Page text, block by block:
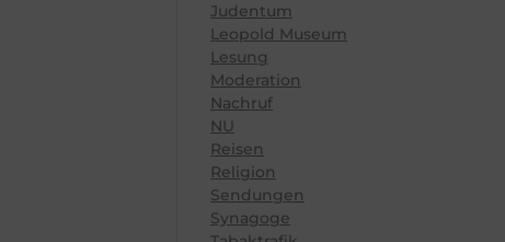
Judentum
Leopold Museum
Lesung
Moderation
Nachruf
NU
Reisen
Religion
Sendungen
Synagoge